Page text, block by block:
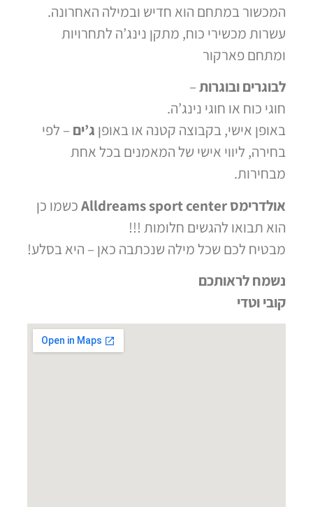
המכשור במתחם הוא חדיש ובמילה האחרונה.
עשרות מכשירי כוח, מתקן נינג’ה לתחרויות
ומתחם פארקור
לבוגרים ובוגרות–
חוגי כוח או חוגי נינג’ה.
באופן אישי, בקבוצה קטנה או באופן ג’ים– לפי
בחירה, ליווי אישי של המאמנים בכל אחת
מבחירות.
אולדרימס Alldreams sport center
כשמו כן
הוא תבואו להגשים חלומות !!!
מבטיח לכם שכל מילה שנכתבה כאן – היא בסלע!
נשמח לראותכם
קובי וטדי